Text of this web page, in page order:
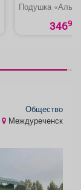
Подушка
34690
Общество
Междуреченск